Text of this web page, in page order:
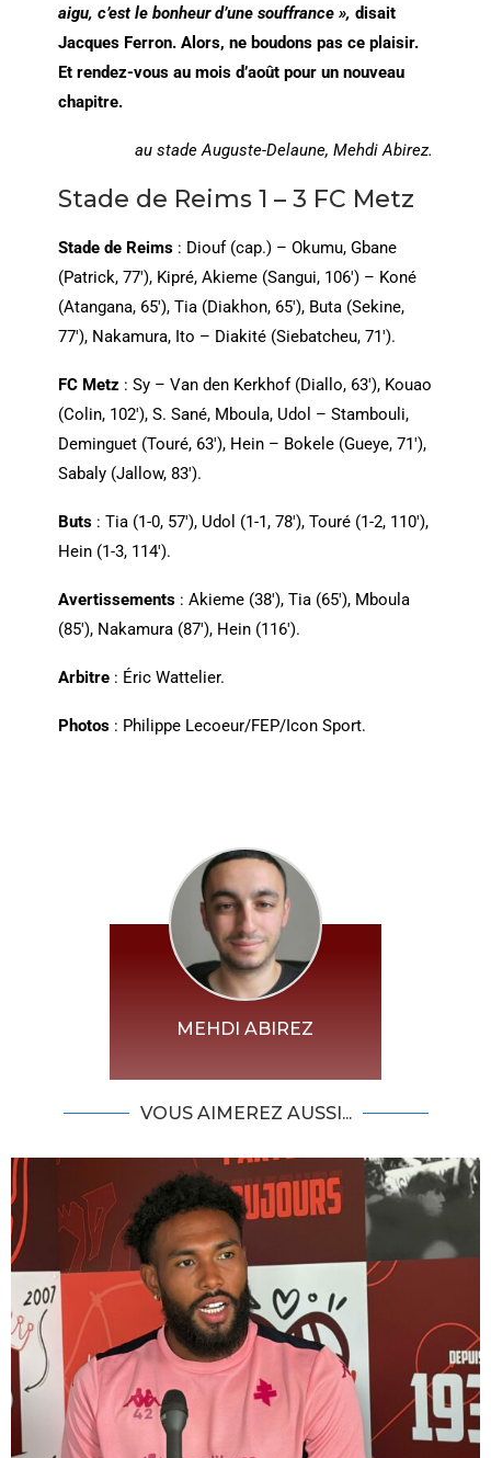
aigu, c’est le bonheur d’une souffrance », disait
Jacques Ferron. Alors, ne boudons pas ce plaisir.
Et rendez-vous au mois d’août pour un nouveau
chapitre.
au stade Auguste-Delaune, Mehdi Abirez.
Stade de Reims 1 – 3 FC Metz
Stade de Reims: Diouf (cap.) – Okumu, Gbane
(Patrick, 77′), Kipré, Akieme (Sangui, 106′) – Koné
(Atangana, 65′), Tia (Diakhon, 65′), Buta (Sekine,
77′), Nakamura, Ito – Diakité (Siebatcheu, 71′).
FC Metz: Sy – Van den Kerkhof (Diallo, 63′), Kouao
(Colin, 102′), S. Sané, Mboula, Udol – Stambouli,
Deminguet (Touré, 63′), Hein – Bokele (Gueye, 71′),
Sabaly (Jallow, 83′).
Buts: Tia (1-0, 57′), Udol (1-1, 78′), Touré (1-2, 110′),
Hein (1-3, 114′).
Avertissements: Akieme (38′), Tia (65′), Mboula
(85′), Nakamura (87′), Hein (116′).
Arbitre: Éric Wattelier.
Photos: Philippe Lecoeur/FEP/Icon Sport.
MEHDI ABIREZ
VOUS AIMEREZ AUSSI...